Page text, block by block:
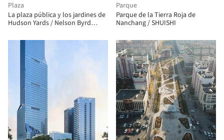
Plaza
La plaza pública y los jardines de
Hudson Yards / Nelson Byrd
Parque
Parque de la Tierra Roja de
Nanchang / SHUISHI